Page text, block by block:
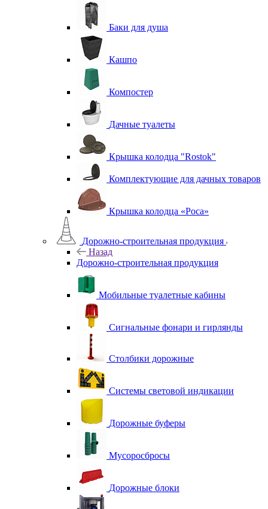
Баки для душа
Кашпо
Компостер
Дачные туалеты
Крышка колодца "Rostok"
Комплектующие для дачных товаров
Крышка колодца «Роса»
Дорожно-строительная продукция
Назад
Дорожно-строительная продукция
Мобильные туалетные кабины
Сигнальные фонари и гирлянды
Столбики дорожные
Системы световой индикации
Дорожные буферы
Мусоросбросы
Дорожные блоки